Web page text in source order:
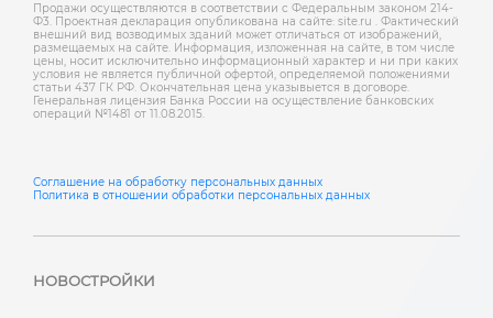
Продажи осуществляются в соответствии с Федеральным законом 214-
Ф3. Проектная декларация опубликована на сайте: site.ru . Фактический
внешний вид возводимых зданий может отличаться от изображений,
размещаемых на сайте. Информация, изложенная на сайте, в том числе
цены, носит исключительно информационный характер и ни при каких
условия не является публичной офертой, определяемой положениями
статьи 437 ГК РФ. Окончательная цена указывыется в договоре.
Генеральная лицензия Банка России на осуществление банковских
операций №1481 от 11.08.2015.
Соглашение на обработку персональных данных
Политика в отношении обработки персональных данных
НОВОСТРОЙКИ